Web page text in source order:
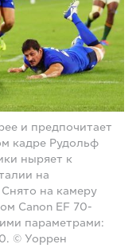
и предпочитает
кадре Рудольф
ныряет к
на
на камеру
Canon EF 70-
параметрами:
© Уоррен